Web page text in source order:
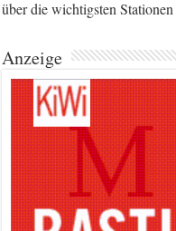
über die wichtigsten
Anzeige